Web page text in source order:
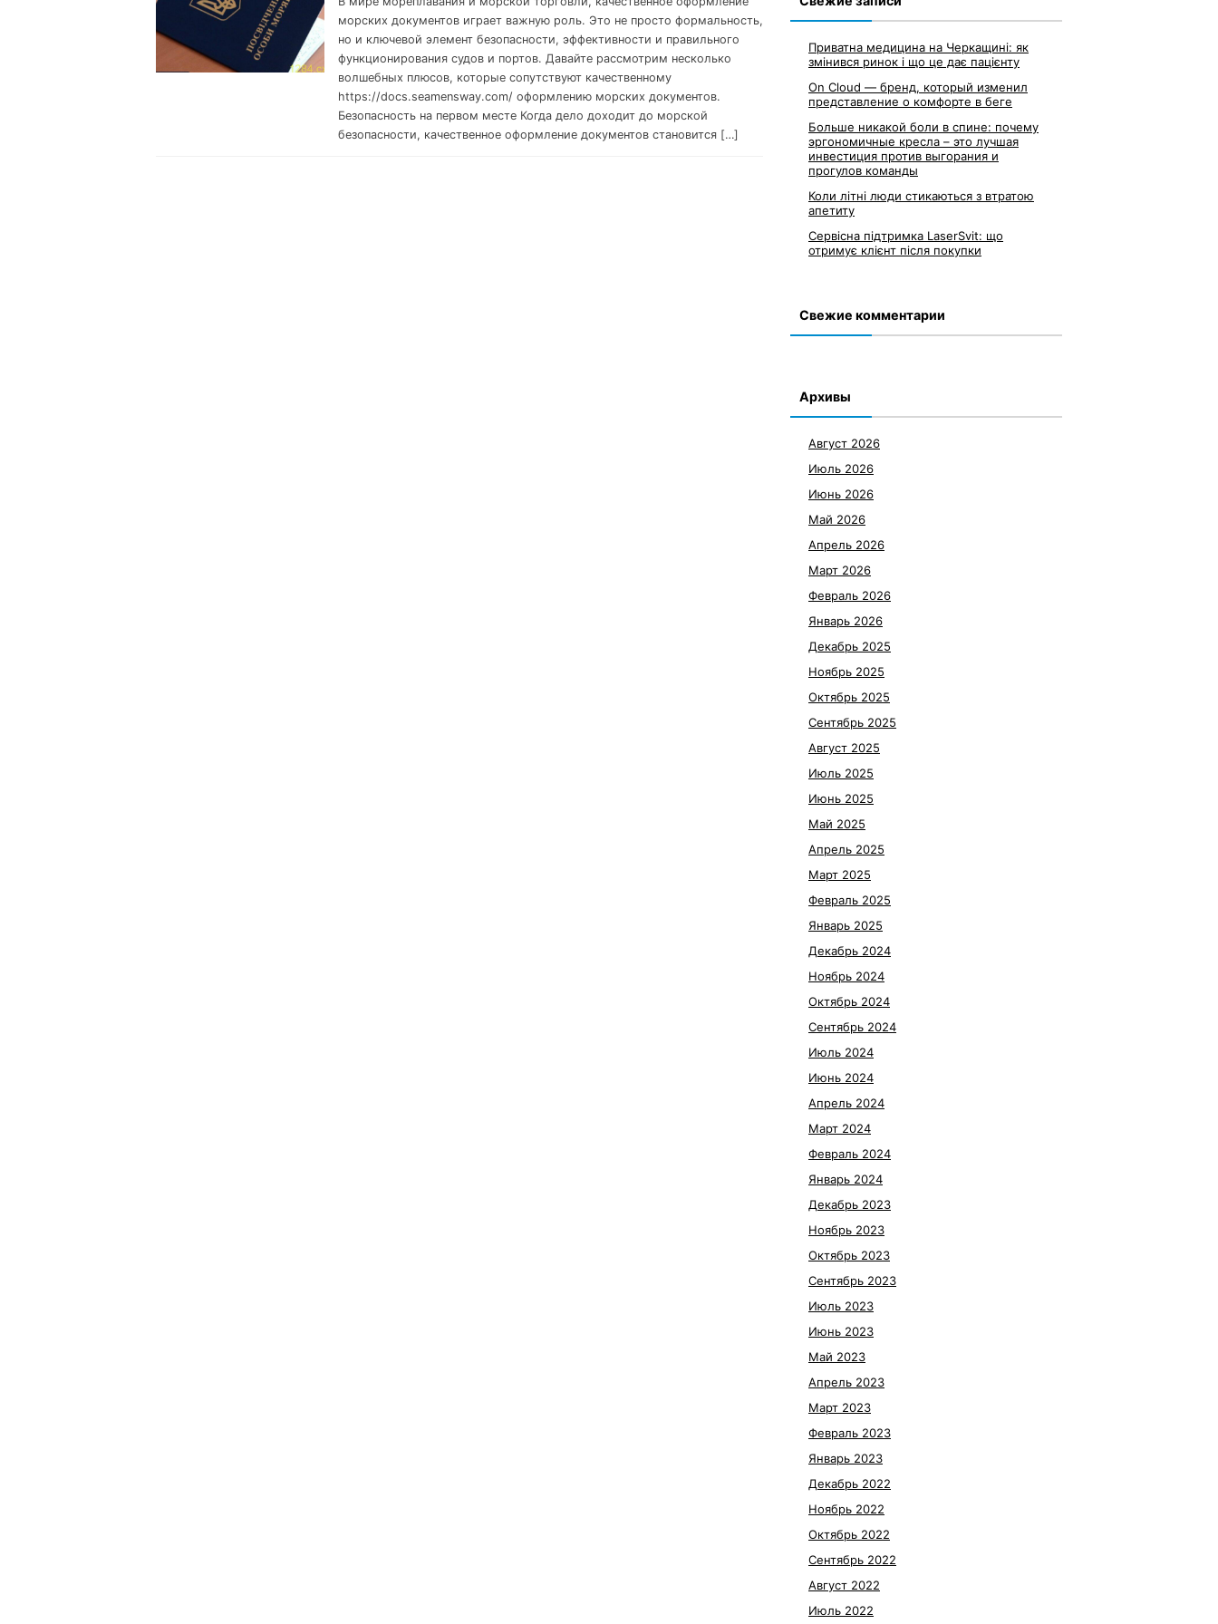
морских документов играет важную роль. Это не просто формальность,
но и ключевой элемент безопасности, эффективности и правильного
функционирования судов и портов. Давайте рассмотрим несколько
волшебных плюсов, которые сопутствуют качественному
https://docs.seamensway.com/ оформлению морских документов.
Безопасность на первом месте Когда дело доходит до морской
безопасности, качественное оформление документов становится […]
Приватна медицина на Черкащині: як
змінився ринок і що це дає пацієнту
On Cloud — бренд, который изменил
представление о комфорте в беге
Больше никакой боли в спине: почему
эргономичные кресла – это лучшая
инвестиция против выгорания и
прогулов команды
Коли літні люди стикаються з втратою
апетиту
Сервісна підтримка LaserSvit: що
отримує клієнт після покупки
Свежие комментарии
Архивы
Август 2026
Июль 2026
Июнь 2026
Май 2026
Апрель 2026
Март 2026
Февраль 2026
Январь 2026
Декабрь 2025
Ноябрь 2025
Октябрь 2025
Сентябрь 2025
Август 2025
Июль 2025
Июнь 2025
Май 2025
Апрель 2025
Март 2025
Февраль 2025
Январь 2025
Декабрь 2024
Ноябрь 2024
Октябрь 2024
Сентябрь 2024
Июль 2024
Июнь 2024
Апрель 2024
Март 2024
Февраль 2024
Январь 2024
Декабрь 2023
Ноябрь 2023
Октябрь 2023
Сентябрь 2023
Июль 2023
Июнь 2023
Май 2023
Апрель 2023
Март 2023
Февраль 2023
Январь 2023
Декабрь 2022
Ноябрь 2022
Октябрь 2022
Сентябрь 2022
Август 2022
Июль 2022